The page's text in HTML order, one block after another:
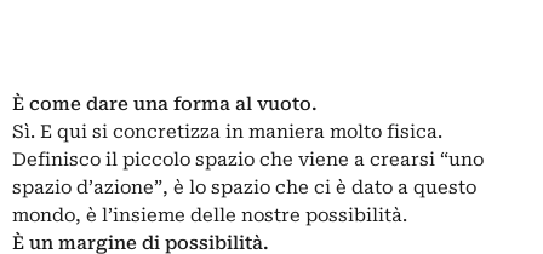
È come dare una forma al vuoto.
Sì. E qui si concretizza in maniera molto fisica.
Definisco il piccolo spazio che viene a crearsi “uno
spazio d’azione”, è lo spazio che ci è dato a questo
mondo, è l’insieme delle nostre possibilità.
È un margine di possibilità.